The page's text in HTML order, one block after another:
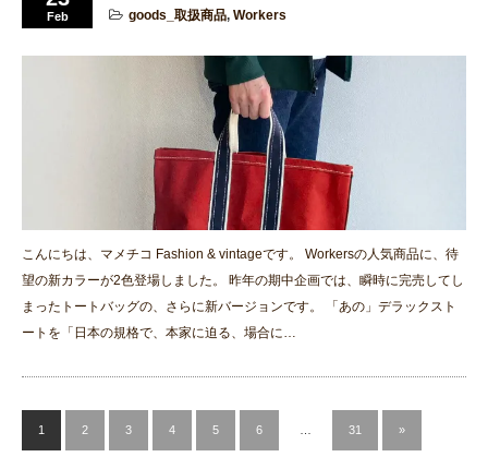
Feb goods_取扱商品, Workers
こんにちは、マメチコ Fashion & vintageです。 Workersの人気商品に、待
望の新カラーが2色登場しました。 昨年の期中企画では、瞬時に完売してし
まったトートバッグの、さらに新バージョンです。 「あの」デラックスト
ートを「日本の規格で、本家に迫る、場合に…
1 2 3 4 5 6 31 »